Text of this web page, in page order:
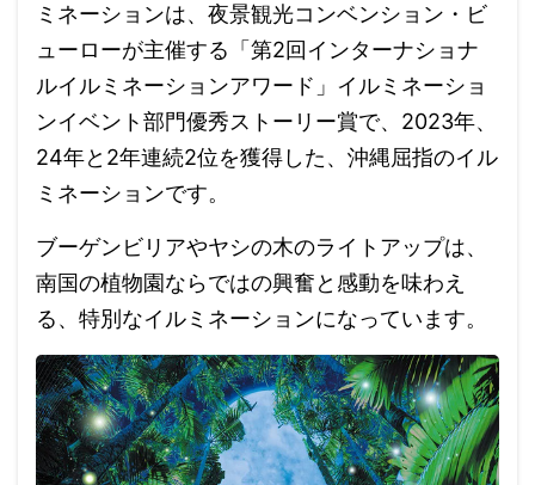
ミネーションは、夜景観光コンベンション・ビ
ューローが主催する「第2回インターナショナ
ルイルミネーションアワード」イルミネーショ
ンイベント部門優秀ストーリー賞で、2023年、
24年と2年連続2位を獲得した、沖縄屈指のイル
ミネーションです。
ブーゲンビリアやヤシの木のライトアップは、
南国の植物園ならではの興奮と感動を味わえ
る、特別なイルミネーションになっています。